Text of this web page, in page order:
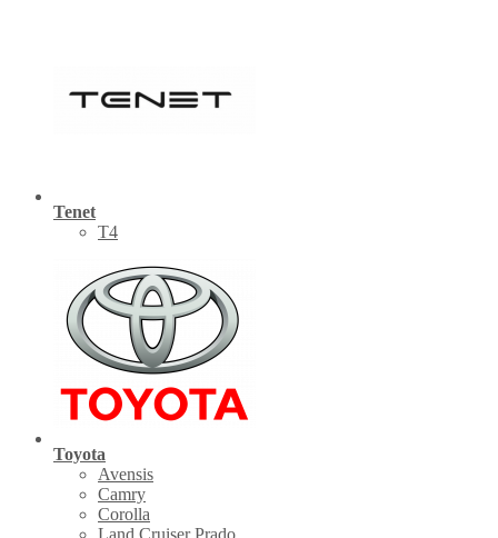
Tenet
Т4
Toyota
Avensis
Camry
Corolla
Land Cruiser Prado